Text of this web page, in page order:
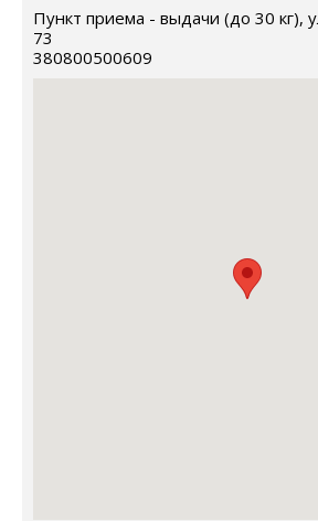
Пункт приема - выдачи (до 30 кг),
73
380800500609